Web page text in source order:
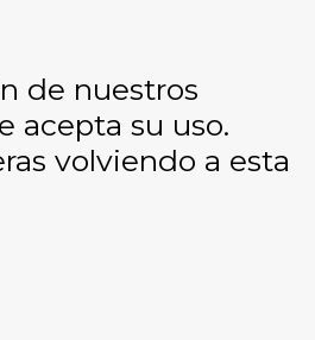
de nuestros
acepta su uso.
volviendo a esta